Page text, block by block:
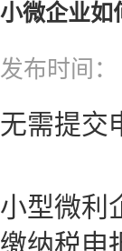
小微企业如
发布时间：
无需提交
小型微利
缴纳税申